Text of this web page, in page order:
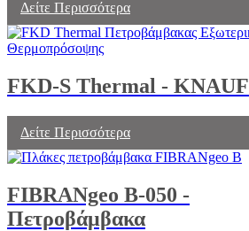
Δείτε Περισσότερα
FKD-S Thermal - KNAUF
Δείτε Περισσότερα
FIBRANgeo B-050 -
Πετροβάμβακα